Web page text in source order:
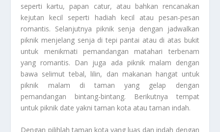
seperti kartu, papan catur, atau bahkan rencanakan
kejutan kecil seperti hadiah kecil atau pesan-pesan
romantis. Selanjutnya piknik senja dengan jadwalkan
piknik menjelang senja di tepi pantai atau di atas bukit
untuk menikmati pemandangan matahari terbenam
yang romantis. Dan juga ada piknik malam dengan
bawa selimut tebal, lilin, dan makanan hangat untuk
piknik malam di taman yang gelap dengan
pemandangan bintang-bintang. Berikutnya tempat
untuk piknik date yakni taman kota atau taman indah.
Dengan pilihlah taman kota yang luas dan indah dengan